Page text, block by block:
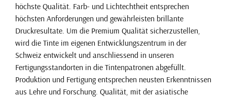
höchste Qualität. Farb- und Lichtechtheit entsprechen
höchsten Anforderungen und gewährleisten brillante
Druckresultate. Um die Premium Qualität sicherzustellen,
wird die Tinte im eigenen Entwicklungszentrum in der
Schweiz entwickelt und anschliessend in unseren
Fertigungsstandorten in die Tintenpatronen abgefüllt.
Produktion und Fertigung entsprechen neusten Erkenntnissen
aus Lehre und Forschung. Qualität, mit der asiatische